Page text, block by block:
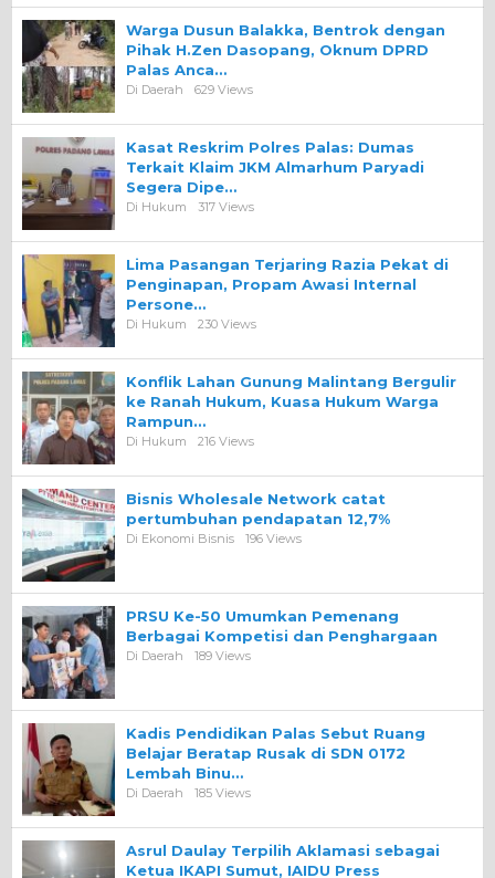
Warga Dusun Balakka, Bentrok dengan
Pihak H.Zen Dasopang, Oknum DPRD
Palas Anca…
Di Daerah 629 Views
Kasat Reskrim Polres Palas: Dumas
Terkait Klaim JKM Almarhum Paryadi
Segera Dipe…
Di Hukum 317 Views
Lima Pasangan Terjaring Razia Pekat di
Penginapan, Propam Awasi Internal
Persone…
Di Hukum 230 Views
Konflik Lahan Gunung Malintang Bergulir
ke Ranah Hukum, Kuasa Hukum Warga
Rampun…
Di Hukum 216 Views
Bisnis Wholesale Network catat
pertumbuhan pendapatan 12,7%
Di Ekonomi Bisnis 196 Views
PRSU Ke-50 Umumkan Pemenang
Berbagai Kompetisi dan Penghargaan
Di Daerah 189 Views
Kadis Pendidikan Palas Sebut Ruang
Belajar Beratap Rusak di SDN 0172
Lembah Binu…
Di Daerah 185 Views
Asrul Daulay Terpilih Aklamasi sebagai
Ketua IKAPI Sumut, IAIDU Press